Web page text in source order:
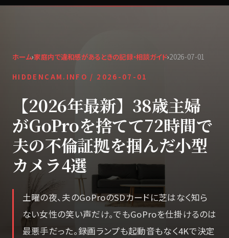
ホーム›家庭内で違和感があるときの記録・相談ガイド›2026-07-01
HIDDENCAM.INFO / 2026-07-01
【2026年最新】38歳主婦
がGoProを捨てて72時間で
夫の不倫証拠を掴んだ小型
カメラ4選
土曜の夜、夫のGoProのSDカードに芝はなく知ら
ない女性の笑い声だけ。でもGoProを仕掛けるのは
最悪手だった。録画ランプも起動音もなく4Kで決定